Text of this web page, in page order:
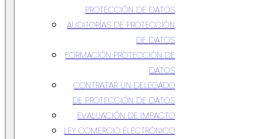
PROTECCIÓN DE DATOS
AUDITORÍAS DE PROTECCIÓN
DE DATOS
FORMACIÓN PROTECCIÓN DE
DATOS
CONTRATAR UN DELEGADO
DE PROTECCIÓN DE DATOS
EVALUACIÓN DE IMPACTO
LEY COMERCIO ELECTRÓNICO